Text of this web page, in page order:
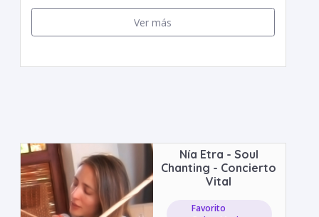
Ver más
Nía Etra - Soul
Chanting - Concierto
Vital
Favorito